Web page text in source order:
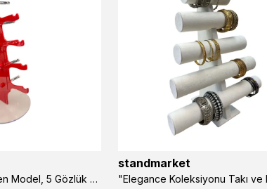
- Gözlük Standı Yelken Model, 5 Gözlük Kapasiteli Standı Kırmızı
standmarket